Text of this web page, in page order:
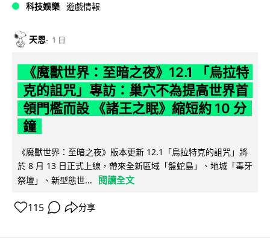
科技娛樂 遊戲情報
天恩 1 日
《魔獸世界：至暗之夜》12.1 「烏拉特
克的詛咒」專訪：巢穴不為提高世界首
領門檻而設 《諸王之眠》縮短約 10 分
鐘
《魔獸世界：至暗之夜》版本更新 12.1「烏拉特克的詛咒」將
於 8 月 13 日正式上線，帶來全新區域「盤蛇島」、地城「毒牙
祭壇」、新型態世...
閱讀全文
115 分享